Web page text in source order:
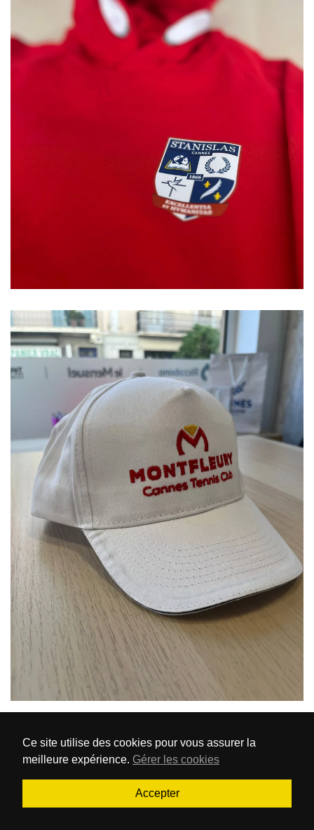
Ce site utilise des cookies pour vous assurer la
meilleure expérience. Gérer les cookies
Accepter